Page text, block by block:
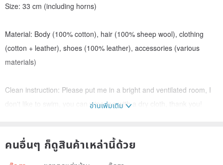
Size: 33 cm (including horns)
Material: Body (100% cotton), hair (100% sheep wool), clothing
(cotton + leather), shoes (100% leather), accessories (various
materials)
Clean instruction: Please put me in a bright and ventilated room, I
don't like to swim, you can wipe me with a dry cloth, thank you!
cut all the hardships with my beauty!
อ่านเพิ่มเติม
คนอื่นๆ ก็ดูสินค้าเหล่านี้ด้วย